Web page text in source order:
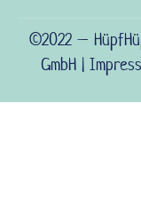
©2022 –
GmbH |